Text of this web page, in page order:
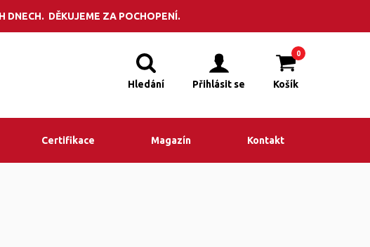
DNECH. DĚKUJEME ZA POCHOPENÍ.
poradit? Volejte +420 495 523 201
Hledání Přihlásit se
0
Košík
Certifikace Magazín Kontakt